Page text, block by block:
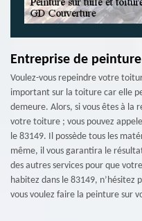
Entreprise de
Voulez-vous repeindre votre
important sur la toiture car elle
demeure. Alors, si vous êtes à la
votre toiture ; vous pouvez
le 83149. Il possède tous les
même, il vous garantira le
des autres services pour que
habitez dans le 83149, n’hésitez
vous voulez faire la peinture sur